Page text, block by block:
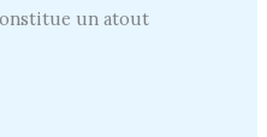
un atout